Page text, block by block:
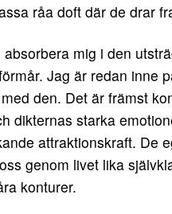
råa doft där de drar
mig i den
Jag är redan inne
den. Det är främst
dikternas starka
attraktionskraft. De
genom livet lika
konturer.